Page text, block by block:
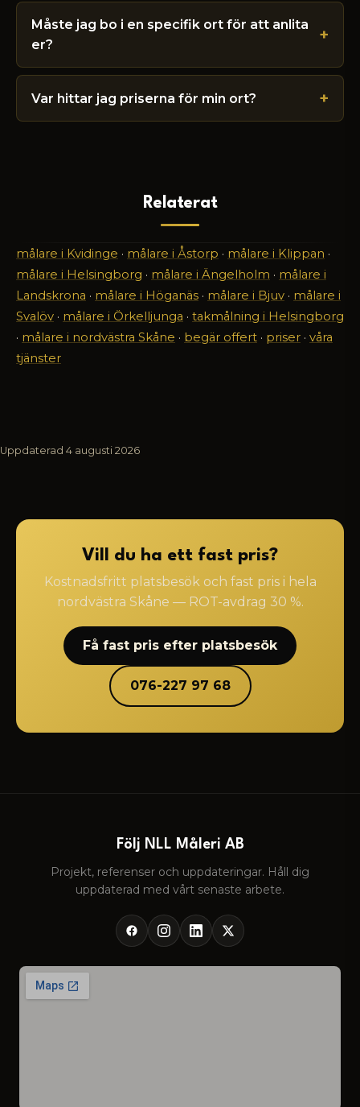
Måste jag bo i en specifik ort för att anlita
er?
Var hittar jag priserna för min ort?
Relaterat
målare i Kvidinge · målare i Åstorp · målare i Klippan ·
målare i Helsingborg · målare i Ängelholm · målare i
Landskrona · målare i Höganäs · målare i Bjuv · målare i
Svalöv · målare i Örkelljunga · takmålning i Helsingborg
· målare i nordvästra Skåne · begär offert · priser · våra
tjänster
Uppdaterad 4 augusti 2026
Vill du ha ett fast pris?
Kostnadsfritt platsbesök och fast pris i hela
nordvästra Skåne — ROT-avdrag 30 %.
Få fast pris efter platsbesök
076-227 97 68
Följ NLL Måleri AB
Projekt, referenser och uppdateringar. Håll dig
uppdaterad med vårt senaste arbete.